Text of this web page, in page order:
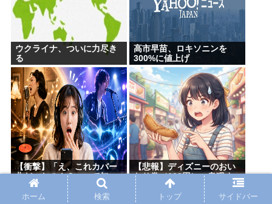
ウクライナ、ついに力尽き
る
高市早苗、ロキソニンを
300%に値上げ
【衝撃】「え、これカバー
曲だったの！？」って知っ
て驚いた曲あげてけ
【悲報】ディズニーのおい
なり巻（600円）、卑猥す
ぎて賛否両論www
ホーム
検索 トップ サイドバー